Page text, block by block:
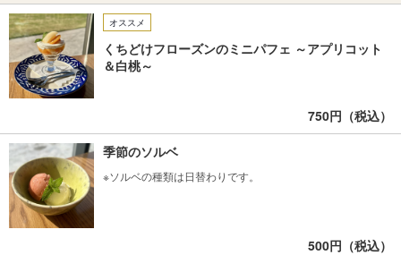
オススメ
くちどけフローズンのミニパフェ ～アプリコット
＆白桃～
750円（税込）
季節のソルベ
※ソルベの種類は日替わりです。
500円（税込）